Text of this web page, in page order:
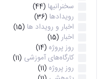
سخنرانیها (44)
رویدادها (36)
اخبار و رویداد ها (15)
اخبار (15)
روز پروژه (14)
کارگاه‌های آموزشی (11)
روز پروژه (11)